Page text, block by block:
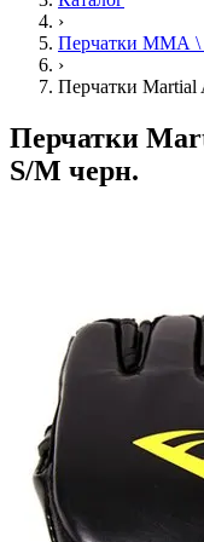
›
Перчатки ММА \
›
Перчатки Martial
Перчатки
S/M черн.